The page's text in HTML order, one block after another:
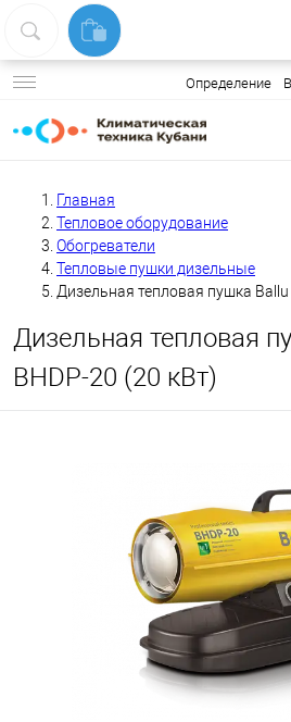
Определение
Главная
Тепловое оборудование
Обогреватели
Тепловые пушки дизельные
Дизельная тепловая пушка Ballu
Дизельная тепловая
BHDP-20 (20 кВт)